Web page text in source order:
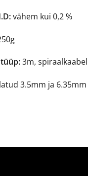
vähem kui 0,2 %
3m, spiraalkaabel
3.5mm ja